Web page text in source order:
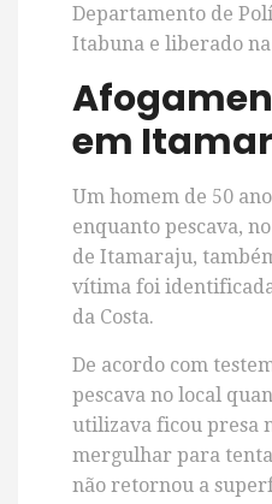
Departamento de
Itabuna e liberado
em
Um homem de 50
enquanto pescava,
de Itamaraju,
vítima foi
da Costa.
De acordo com
pescava no local
utilizava ficou presa
mergulhar para
não retornou a